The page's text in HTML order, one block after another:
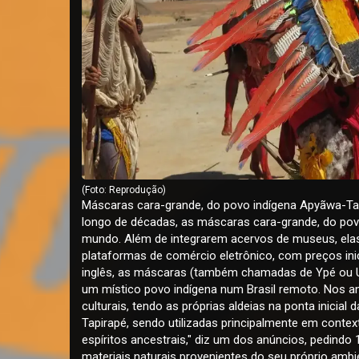
(Foto: Reprodução)
Máscaras cara-grande, do povo indígena Apyãwa-
longo de décadas, as máscaras cara-grande, do
mundo. Além de integrarem acervos de museus,
plataformas de comércio eletrônico, com preços
inglês, as máscaras (também chamadas de Ypé
um místico povo indígena num Brasil remoto. Nos
culturais, tendo as próprias aldeias na ponta inicial
Tapirapé, sendo utilizadas principalmente em
espíritos ancestrais," diz um dos anúncios,